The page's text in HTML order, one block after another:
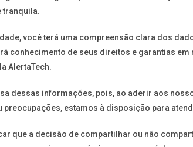
tranquila.
você terá uma compreensão clara dos
conhecimento de seus direitos e garantias
AlertaTech.
dessas informações, pois, ao aderir aos
preocupações, estamos à disposição para
que a decisão de compartilhar ou não